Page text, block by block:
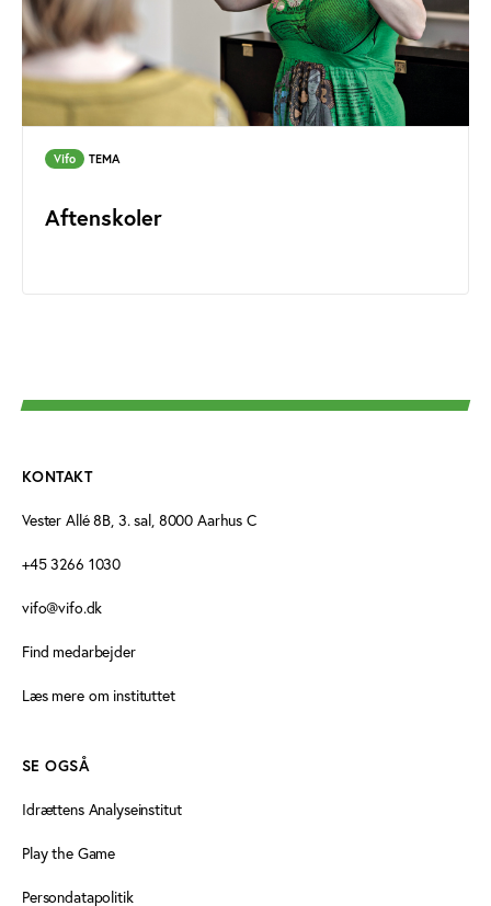
Vifo TEMA
Aftenskoler
KONTAKT
Vester Allé 8B, 3. sal, 8000 Aarhus C
+45 3266 1030
vifo@vifo.dk
Find medarbejder
Læs mere om instituttet
SE OGSÅ
Idrættens Analyseinstitut
Play the Game
Persondatapolitik